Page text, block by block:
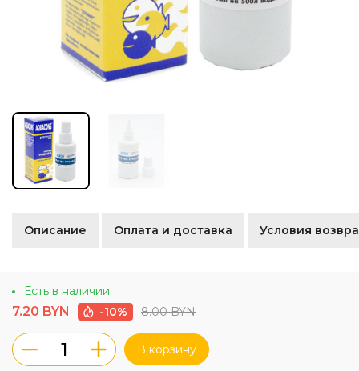
Описание Оплата и доставка Условия
Есть в наличии
7.20 BYN -10% 8.00 BYN
В корзину